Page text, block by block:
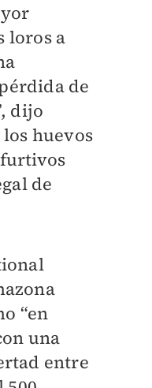
loros a
de
dijo
huevos
de
“en
una
entre